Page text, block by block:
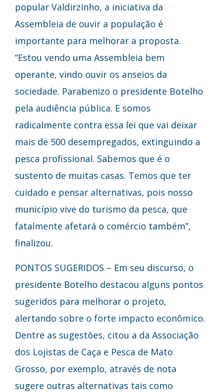
popular Valdirzinho, a iniciativa da
Assembleia de ouvir a população é
importante para melhorar a proposta.
“Estou vendo uma Assembleia bem
operante, vindo ouvir os anseios da
sociedade. Parabenizo o presidente Botelho
pela audiência pública. E somos
radicalmente contra essa lei que vai deixar
mais de 500 desempregados, extinguindo a
pesca profissional. Sabemos que é o
sustento de muitas casas. Temos que ter
cuidado e pensar alternativas, pois nosso
município vive do turismo da pesca, que
fatalmente afetará o comércio também”,
finalizou.
PONTOS SUGERIDOS – Em seu discurso, o
presidente Botelho destacou alguns pontos
sugeridos para melhorar o projeto,
alertando sobre o forte impacto econômico.
Dentre as sugestões, citou a da Associação
dos Lojistas de Caça e Pesca de Mato
Grosso, por exemplo, através de nota
sugere outras alternativas tais como